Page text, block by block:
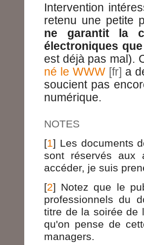
Intervention
retenu une petite
ne garantit la
électroniques
est déjà pas mal).
né le WWW
a
soucient pas
numérique.
NOTES
[1] Les documents
sont réservés aux
accéder, je suis
[2] Notez que le
professionnels du
titre de la soirée de
qu'on pense de
managers.